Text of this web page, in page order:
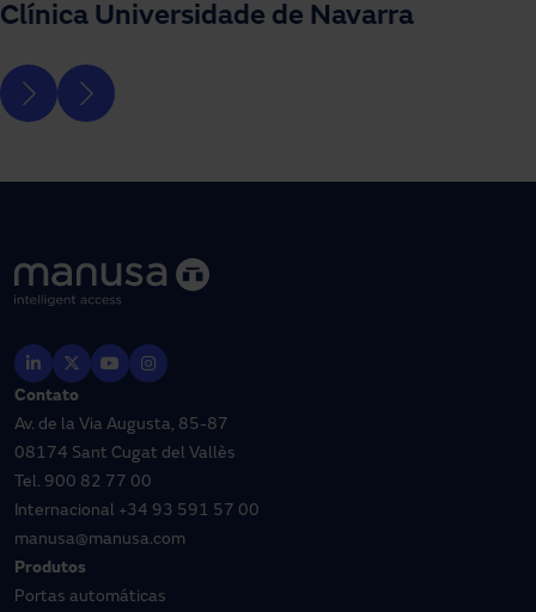
Clínica Universidade de Navarra
Contato
Av. de la Via Augusta, 85-87
08174 Sant Cugat del Vallès
Tel. 900 82 77 00
Internacional +34 93 591 57 00
manusa@manusa.com
Produtos
Portas automáticas